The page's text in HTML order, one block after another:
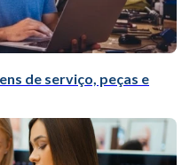
de serviço, peças e